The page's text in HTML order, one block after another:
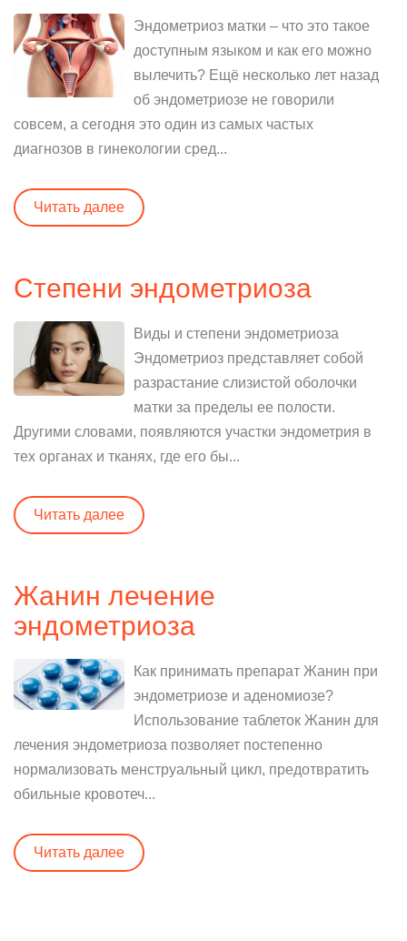
Эндометриоз матки – что это такое
доступным языком и как его можно
вылечить? Ещё несколько лет назад
об эндометриозе не говорили
совсем, а сегодня это один из самых частых
диагнозов в гинекологии сред...
Читать далее
Степени эндометриоза
Виды и степени эндометриоза
Эндометриоз представляет собой
разрастание слизистой оболочки
матки за пределы ее полости.
Другими словами, появляются участки эндометрия в
тех органах и тканях, где его бы...
Читать далее
Жанин лечение
эндометриоза
Как принимать препарат Жанин при
эндометриозе и аденомиозе?
Использование таблеток Жанин для
лечения эндометриоза позволяет постепенно
нормализовать менструальный цикл, предотвратить
обильные кровотеч...
Читать далее